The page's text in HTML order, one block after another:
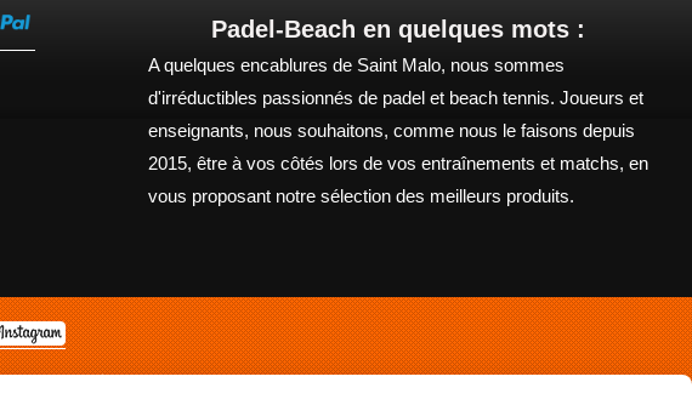
Padel-Beach en quelques mots :
A quelques encablures de Saint Malo, nous sommes
d'irréductibles passionnés de padel et beach tennis. Joueurs et
enseignants, nous souhaitons, comme nous le faisons depuis
2015, être à vos côtés lors de vos entraînements et matchs, en
vous proposant notre sélection des meilleurs produits.
Gestion cookies Mon Compte Livraison